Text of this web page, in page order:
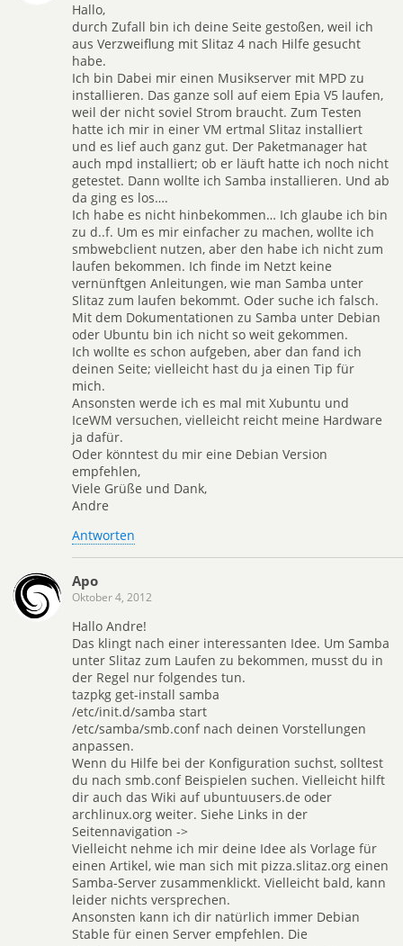
Hallo,
durch Zufall bin ich deine Seite gestoßen, weil ich
aus Verzweiflung mit Slitaz 4 nach Hilfe gesucht
habe.
Ich bin Dabei mir einen Musikserver mit MPD zu
installieren. Das ganze soll auf eiem Epia V5 laufen,
weil der nicht soviel Strom braucht. Zum Testen
hatte ich mir in einer VM ertmal Slitaz installiert
und es lief auch ganz gut. Der Paketmanager hat
auch mpd installiert; ob er läuft hatte ich noch nicht
getestet. Dann wollte ich Samba installieren. Und ab
da ging es los….
Ich habe es nicht hinbekommen… Ich glaube ich bin
zu d..f. Um es mir einfacher zu machen, wollte ich
smbwebclient nutzen, aber den habe ich nicht zum
laufen bekommen. Ich finde im Netzt keine
vernünftgen Anleitungen, wie man Samba unter
Slitaz zum laufen bekommt. Oder suche ich falsch.
Mit dem Dokumentationen zu Samba unter Debian
oder Ubuntu bin ich nicht so weit gekommen.
Ich wollte es schon aufgeben, aber dan fand ich
deinen Seite; vielleicht hast du ja einen Tip für
mich.
Ansonsten werde ich es mal mit Xubuntu und
IceWM versuchen, vielleicht reicht meine Hardware
ja dafür.
Oder könntest du mir eine Debian Version
empfehlen,
Viele Grüße und Dank,
Andre
Antworten
Apo
Oktober 4, 2012
Hallo Andre!
Das klingt nach einer interessanten Idee. Um Samba
unter Slitaz zum Laufen zu bekommen, musst du in
der Regel nur folgendes tun.
tazpkg get-install samba
/etc/init.d/samba start
/etc/samba/smb.conf nach deinen Vorstellungen
anpassen.
Wenn du Hilfe bei der Konfiguration suchst, solltest
du nach smb.conf Beispielen suchen. Vielleicht hilft
dir auch das Wiki auf ubuntuusers.de oder
archlinux.org weiter. Siehe Links in der
Seitennavigation ->
Vielleicht nehme ich mir deine Idee als Vorlage für
einen Artikel, wie man sich mit pizza.slitaz.org einen
Samba-Server zusammenklickt. Vielleicht bald, kann
leider nichts versprechen.
Ansonsten kann ich dir natürlich immer Debian
Stable für einen Server empfehlen. Die